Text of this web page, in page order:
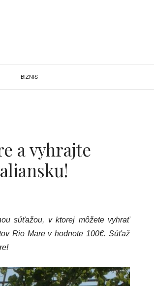
BIZNIS
a vyhrajte
súťažou, v ktorej môžete vyhrať
Rio Mare v hodnote 100€. Súťaž